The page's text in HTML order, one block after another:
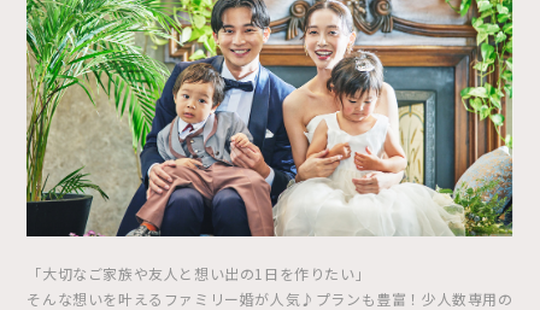
「大切なご家族や友人と想い出の1日を作りたい」
そんな想いを叶えるファミリー婚が人気♪プランも豊富！少人数専用の